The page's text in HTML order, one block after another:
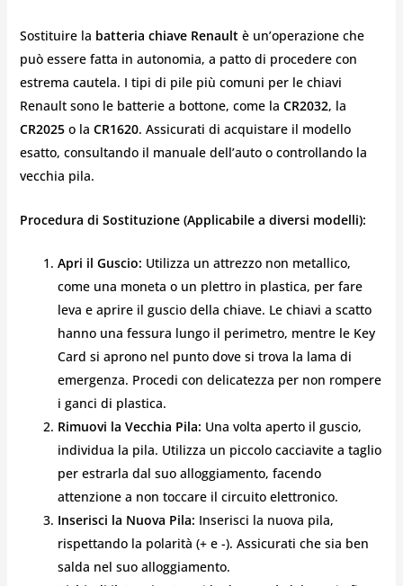
Sostituire la batteria chiave Renaultè un’operazione che
può essere fatta in autonomia, a patto di procedere con
estrema cautela. I tipi di pile più comuni per le chiavi
Renault sono le batterie a bottone, come la CR2032, la
CR2025o la CR1620. Assicurati di acquistare il modello
esatto, consultando il manuale dell’auto o controllando la
vecchia pila.
Procedura di Sostituzione (Applicabile a diversi modelli):
Apri il Guscio: Utilizza un attrezzo non metallico,
come una moneta o un plettro in plastica, per fare
leva e aprire il guscio della chiave. Le chiavi a scatto
hanno una fessura lungo il perimetro, mentre le Key
Card si aprono nel punto dove si trova la lama di
emergenza. Procedi con delicatezza per non rompere
i ganci di plastica.
Rimuovi la Vecchia Pila: Una volta aperto il guscio,
individua la pila. Utilizza un piccolo cacciavite a taglio
per estrarla dal suo alloggiamento, facendo
attenzione a non toccare il circuito elettronico.
Inserisci la Nuova Pila: Inserisci la nuova pila,
rispettando la polarità (+ e -). Assicurati che sia ben
salda nel suo alloggiamento.